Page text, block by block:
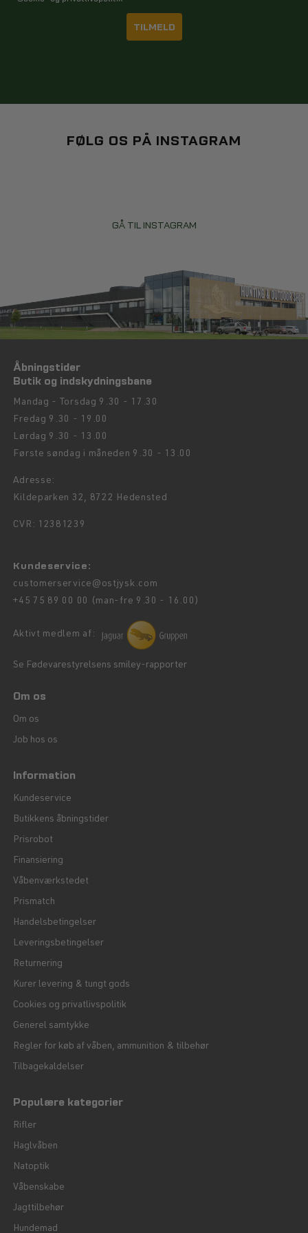
IR LYGTER TIL NATTEJAGT OG
vælge den rigtige lygte, kan du øge din succesrate.
TILMELD
FØLG OS PÅ INSTAGRAM
GÅ TIL INSTAGRAM
Åbningstider
Butik og indskydningsbane
Mandag - Torsdag 9.30 - 17.30
Fredag 9.30 - 19.00
Lørdag 9.30 - 13.00
Første søndag i måneden 9.30 - 13.00
Adresse:
Kildeparken 32, 8722 Hedensted
CVR: 12381239
Kundeservice:
customerservice@ostjysk.com
+45 75 89 00 00 (man-fre 9.30 - 16.00)
Aktivt medlem af:
Se Fødevarestyrelsens smiley-rapporter
Om os
Om os
Job hos os
Information
Kundeservice
Butikkens åbningstider
Prisrobot
Finansiering
Våbenværkstedet
Prismatch
Handelsbetingelser
Leveringsbetingelser
Returnering
Kurer levering & tungt gods
Cookies og privatlivspolitik
Generel samtykke
Regler for køb af våben, ammunition & tilbehør
Tilbagekaldelser
Populære kategorier
Rifler
Haglvåben
Natoptik
Våbenskabe
Jagttilbehør
Hundemad